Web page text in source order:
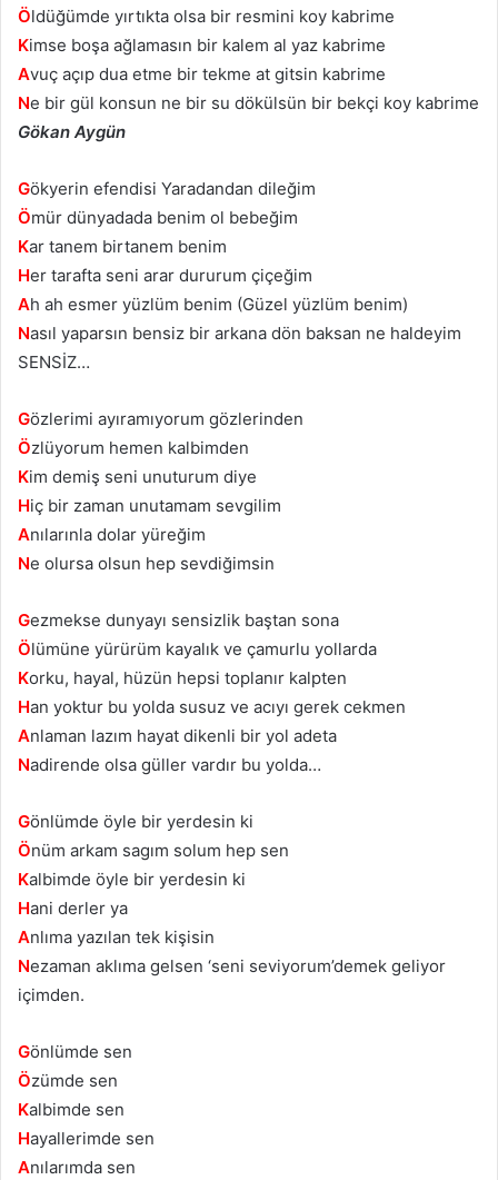
Öldüğümde yırtıkta olsa bir resmini koy kabrime
Kimse boşa ağlamasın bir kalem al yaz kabrime
Avuç açıp dua etme bir tekme at gitsin kabrime
Ne bir gül konsun ne bir su dökülsün bir bekçi koy kabrime
Gökan Aygün
Gökyerin efendisi Yaradandan dileğim
Ömür dünyadada benim ol bebeğim
Kar tanem birtanem benim
Her tarafta seni arar dururum çiçeğim
Ah ah esmer yüzlüm benim (Güzel yüzlüm benim)
Nasıl yaparsın bensiz bir arkana dön baksan ne haldeyim
SENSİZ…
Gözlerimi ayıramıyorum gözlerinden
Özlüyorum hemen kalbimden
Kim demiş seni unuturum diye
Hiç bir zaman unutamam sevgilim
Anılarınla dolar yüreğim
Ne olursa olsun hep sevdiğimsin
Gezmekse dunyayı sensizlik baştan sona
Ölümüne yürürüm kayalık ve çamurlu yollarda
Korku, hayal, hüzün hepsi toplanır kalpten
Han yoktur bu yolda susuz ve acıyı gerek cekmen
Anlaman lazım hayat dikenli bir yol adeta
Nadirende olsa güller vardır bu yolda…
Gönlümde öyle bir yerdesin ki
Önüm arkam sagım solum hep sen
Kalbimde öyle bir yerdesin ki
Hani derler ya
Anlıma yazılan tek kişisin
Nezaman aklıma gelsen ‘seni seviyorum’demek geliyor
içimden.
Gönlümde sen
Özümde sen
Kalbimde sen
Hayallerimde sen
Anılarımda sen